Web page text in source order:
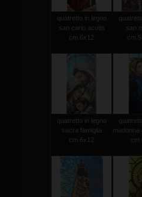
quatretto in legno
san carlo acutis
cm.6x12
san
quatretto in legno
sacra famiglia
cm.6x12
madonna